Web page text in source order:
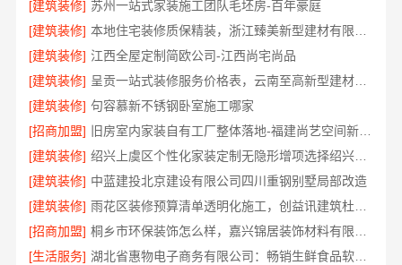
[建筑装修] 苏州一站式家装施工团队毛坯房-百年豪庭
[建筑装修]
[建筑装修] 江西全屋定制简欧公司-江西尚宅尚品
[建筑装修]
呈贡一站式装修服务价格表，云南至高新型建材有限公司
[建筑装修] 句容慕新不锈钢卧室施工哪家
[招商加盟]
旧房室内家装自有工厂整体落地-福建尚艺空间新材料科技有限公司
[建筑装修]
绍兴上虞区个性化家装定制无隐形增项选择绍兴卓鑫装饰材料有限公司
[建筑装修] 中蓝建投北京建设有限公司四川重钢别墅局部改造
[建筑装修]
[招商加盟]
[生活服务]
湖北省惠物电子商务有限公司：畅销生鲜食品软件功能